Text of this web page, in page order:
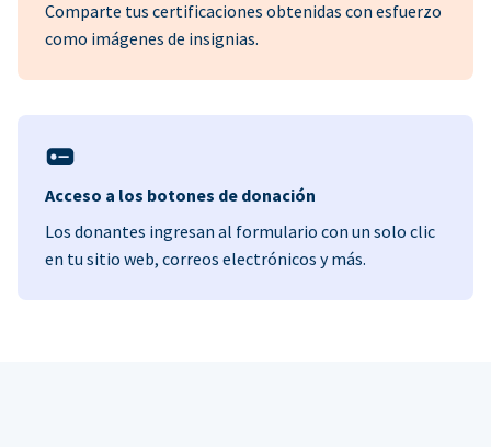
Comparte tus certificaciones obtenidas con esfuerzo
como imágenes de insignias.
Acceso a los botones de donación
Los donantes ingresan al formulario con un solo clic
en tu sitio web, correos electrónicos y más.